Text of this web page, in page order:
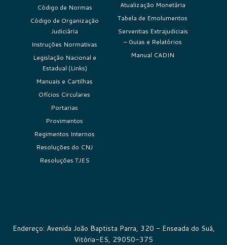
Código de Normas
Código de Organização
Judiciária
Instruções Normativas
Legislação Nacional e
Estadual (Links)
Manuais e Cartilhas
Ofícios Circulares
Portarias
Provimentos
Regimentos Internos
Resoluções do CNJ
Resoluções TJES
Atualização Monetária
Tabela de Emolumentos
Serventias Extrajudiciais
– Guias e Relatórios
Manual CADIN
Endereço: Avenida João Baptista Parra, 320 - Enseada do Suá,
Vitória-ES, 29050-375